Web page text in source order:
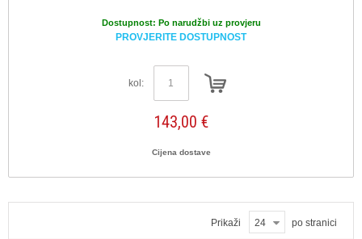
Dostupnost: Po narudžbi uz provjeru
PROVJERITE DOSTUPNOST
kol:
143,00 €
Cijena dostave
Prikaži 24 po stranici